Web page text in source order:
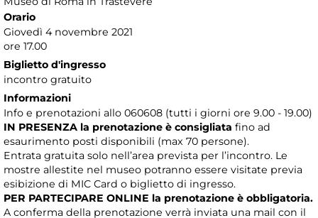
Orario
Giovedì 4 novembre 2021
ore 17.00
Biglietto d'ingresso
incontro gratuito
Informazioni
Info e prenotazioni allo 060608 (tutti i giorni ore 9.00 - 19.00)
IN PRESENZA la prenotazione è consigliata fino ad
esaurimento posti disponibili (max 70 persone).
Entrata gratuita solo nell’area prevista per l’incontro. Le
mostre allestite nel museo potranno essere visitate previa
esibizione di MIC Card o biglietto di ingresso.
PER PARTECIPARE ONLINE la prenotazione è obbligatoria.
A conferma della prenotazione verrà inviata una mail con il